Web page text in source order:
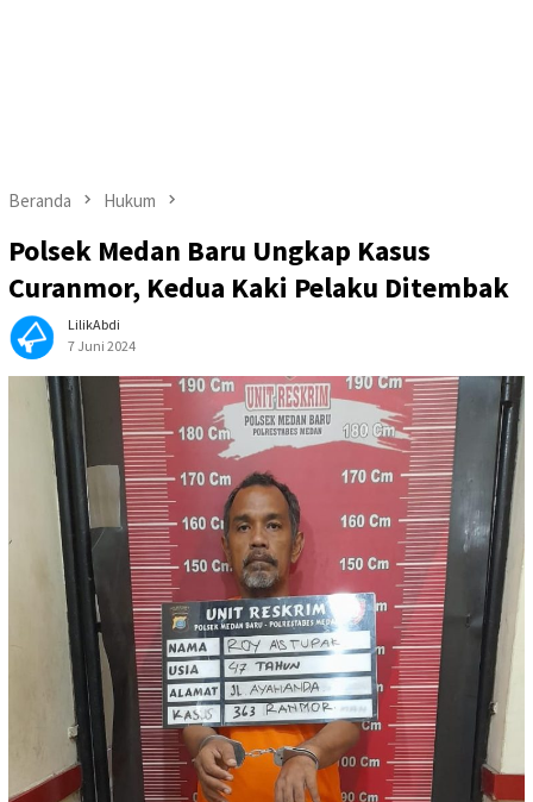
Beranda Hukum
Polsek Medan Baru Ungkap Kasus
Curanmor, Kedua Kaki Pelaku Ditembak
LilikAbdi
7 Juni 2024